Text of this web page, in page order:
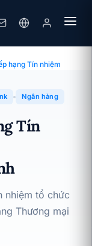
hàng TMCP An Bình
hạng Tín nhiệm
Ngân hàng
Tín
nhiệm tổ chức
Thương mại